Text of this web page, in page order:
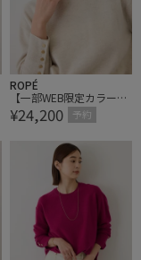
ROPÉ
【一部WEB限定カラー】
カシミヤブレンドスリー
ブ釦サイドスリットニッ
ト/イージーケア【J'aDo
Re・一部店舗限定サイ
¥24,200 予約